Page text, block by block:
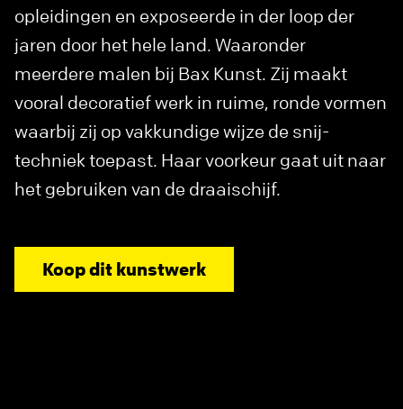
opleidingen en exposeerde in der loop der
jaren door het hele land. Waaronder
meerdere malen bij Bax Kunst. Zij maakt
vooral decoratief werk in ruime, ronde vormen
waarbij zij op vakkundige wijze de snij-
techniek toepast. Haar voorkeur gaat uit naar
het gebruiken van de draaischijf.
Koop dit kunstwerk